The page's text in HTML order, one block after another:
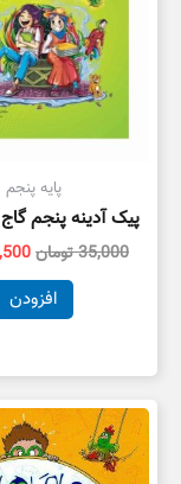
پایه پنجم
پیک آدینه پنجم
35,000تومان
افزودن
بود.